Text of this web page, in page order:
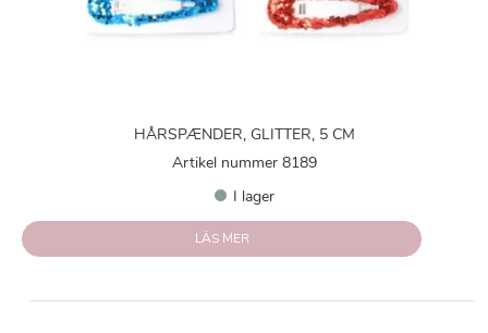
HÅRSPÆNDER, GLITTER, 5 CM
Artikel nummer 8189
I lager
LÄS MER